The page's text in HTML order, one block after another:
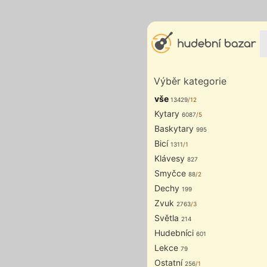
Výběr kategorie
vše 13429/12
Kytary 6087/5
Baskytary 995
Bicí 1311/1
Klávesy 827
Smyčce 88/2
Dechy 199
Zvuk 2763/3
Světla 214
Hudebníci 601
Lekce 79
Ostatní 256/1